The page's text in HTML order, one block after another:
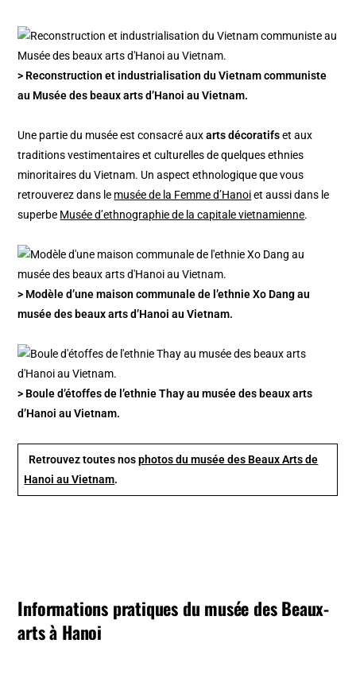
> Reconstruction et industrialisation du Vietnam communiste
au Musée des beaux arts d’Hanoi au Vietnam.
Une partie du musée est consacré auxarts décoratifset aux
traditions vestimentaires et culturelles de quelques ethnies
minoritaires du Vietnam. Un aspect ethnologique que vous
retrouverez dans le musée de la Femme d’Hanoiet aussi dans le
superbe Musée d’ethnographie de la capitale vietnamienne.
> Modèle d’une maison communale de l’ethnie Xo Dang au
musée des beaux arts d’Hanoi au Vietnam.
> Boule d’étoffes de l’ethnie Thay au musée des beaux arts
d’Hanoi au Vietnam.
Retrouvez toutes nosphotos du musée des Beaux Arts de
Hanoi au Vietnam.
Informations pratiques du musée des Beaux-
arts à Hanoi